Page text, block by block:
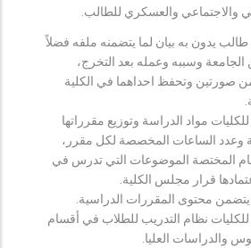
والاجتماعي والعسكري للطالب.
يدون به بيان لما يتضمنه ملفه فضلاً
وسببه وعمله بعد التخرج،
صورتين وتحفظ احداهما في الكلية
للكليات مواد الدراسة وتوزيع مقرراتها
وعدد الساعات المخصصة لكل مقرر،
المختصة الموضوعات التي تدرس في
قرار مجلس الكلية.
محتوى المقررات الدراسية.
للكليات نظام التدريب للطلاب في أقسام
والدراسات العليا.